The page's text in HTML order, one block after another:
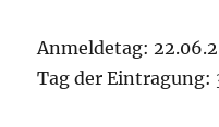
Anmeldetag:
Tag der Eintragung: